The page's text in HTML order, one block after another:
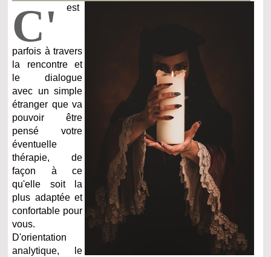
C' est
parfois à travers
la rencontre et
le dialogue
avec un simple
étranger que va
pouvoir être
pensé votre
éventuelle
thérapie, de
façon à ce
qu'elle soit la
plus adaptée et
confortable pour
vous.
D'orientation
analytique, le